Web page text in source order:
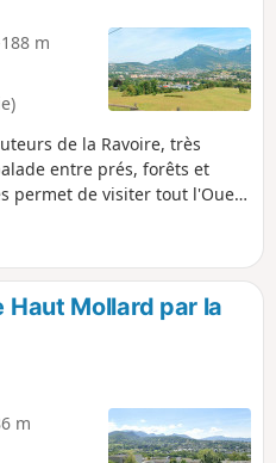
m
de la Ravoire, très
entre prés, forêts et
permet de visiter tout l'Ouest
de Néquidé, la Porretaz, les
ainsi que le joli quartier de
le Bois Noir. Cette balade
de Saint-Baldolph.
Haut Mollard par la
m